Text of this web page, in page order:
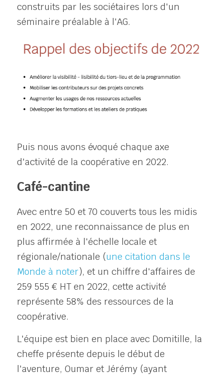
construits par les sociétaires lors d'un
séminaire préalable à l'AG.
Puis nous avons évoqué chaque axe
d'activité de la coopérative en 2022.
Café-cantine
Avec entre 50 et 70 couverts tous les midis
en 2022, une reconnaissance de plus en
plus affirmée à l'échelle locale et
régionale/nationale (une citation dans le
Monde à noter), et un chiffre d'affaires de
259 555 € HT en 2022, cette activité
représente 58% des ressources de la
coopérative.
L'équipe est bien en place avec Domitille, la
cheffe présente depuis le début de
l'aventure, Oumar et Jérémy (ayant